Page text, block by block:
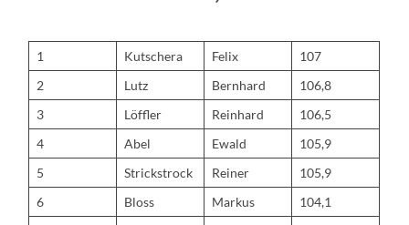
1 Kutschera Felix
107
2
Lutz Bernhard
106,8
3
Löffler Reinhard
106,5
4
Abel Ewald
105,9
5
Strickstrock Reiner
105,9
6
Bloss Markus
104,1